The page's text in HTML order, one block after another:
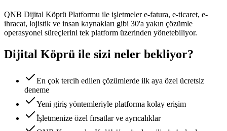
QNB Dijital Köprü Platformu ile işletmeler e-fatura, e-ticaret, e-
ihracat, lojistik ve insan kaynakları gibi 30'a yakın çözümle
operasyonel süreçlerini tek platform üzerinden yönetebiliyor.
Dijital Köprü ile sizi neler bekliyor?
En çok tercih edilen çözümlerde ilk aya özel ücretsiz
deneme
Yeni giriş yöntemleriyle platforma kolay erişim
İşletmenize özel fırsatlar ve ayrıcalıklar